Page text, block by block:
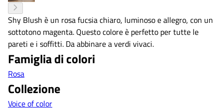
Shy Blush è un rosa fucsia chiaro, luminoso e allegro, con un
sottotono magenta. Questo colore è perfetto per tutte le
pareti e i soffitti. Da abbinare a verdi vivaci.
Famiglia di colori
Rosa
Collezione
Voice of color